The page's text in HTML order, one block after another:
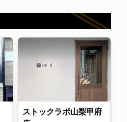
ストックラボ山梨甲府